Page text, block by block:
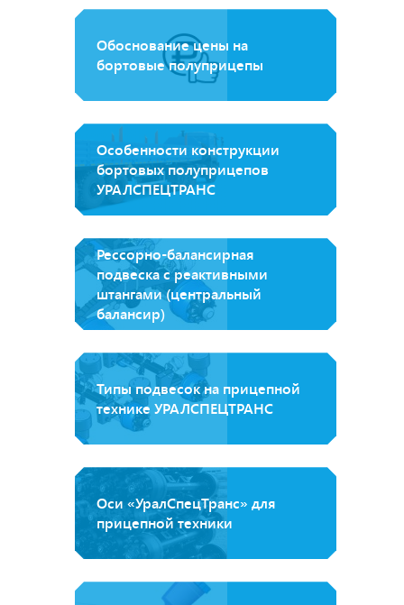
Обоснование цены на
бортовые полуприцепы
Особенности конструкции
бортовых полуприцепов
УРАЛСПЕЦТРАНС
Рессорно-балансирная
подвеска с реактивными
штангами (центральный
балансир)
Типы подвесок на прицепной
технике УРАЛСПЕЦТРАНС
Оси «УралСпецТранс» для
прицепной техники